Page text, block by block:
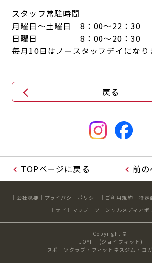
スタッフ常駐時間
月曜日～土曜日 8：00～22：30
日曜日 8：00～20：30
毎月10日はノースタッフデイになり
戻る
TOPページに戻る 前の
会社概要 プライバシーポリシー ご利用規約
特定
サイトマップ
ソーシャルメディアポ
Copyright ©
JOYFIT(ジョイフィット)
スポーツクラブ・フィットネスジム・ヨ